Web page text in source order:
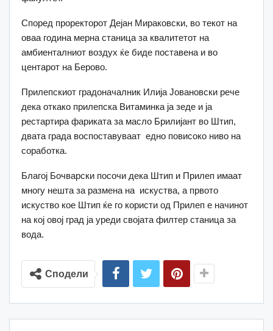
Според проректорот Дејан Мираковски, во текот на
оваа година мерна станица за квалитетот на
амбиенталниот воздух ќе биде поставена и во
центарот на Берово.
Прилепскиот градоначалник Илија Јовановски рече
дека откако прилепска Витаминка ја зеде и ја
рестартира фариката за масло Брилијант во Штип,
двата града воспоставуваат едно повисоко ниво на
соработка.
Благој Бочварски посочи дека Штип и Прилеп имаат
многу нешта за размена на искуства, а првото
искуство кое Штип ќе го користи од Прилеп е начинот
на кој овој град ја уреди својата филтер станица за
вода.
Сподели